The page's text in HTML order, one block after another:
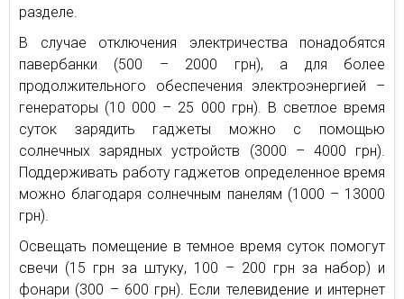
разделе.
В случае отключения электричества понадобятся
павербанки (500 – 2000 грн), а для более
продолжительного обеспечения электроэнергией –
генераторы (10 000 – 25 000 грн). В светлое время
суток зарядить гаджеты можно с помощью
солнечных зарядных устройств (3000 – 4000 грн).
Поддерживать работу гаджетов определенное время
можно благодаря солнечным панелям (1000 – 13000
грн).
Освещать помещение в темное время суток помогут
свечи (15 грн за штуку, 100 – 200 грн за набор) и
фонари (300 – 600 грн). Если телевидение и интернет